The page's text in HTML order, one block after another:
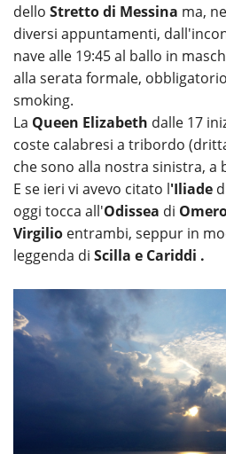
dello Stretto di Messina ma,
diversi appuntamenti,
nave alle 19:45 al ballo in
alla serata formale,
smoking.
La Queen Elizabeth dalle 17
coste calabresi a tribordo
che sono alla nostra sinistra, a
E se ieri vi avevo citato l'Iliade
oggi tocca all'Odissea di
Virgilio entrambi, seppur in
leggenda di Scilla e Cariddi .